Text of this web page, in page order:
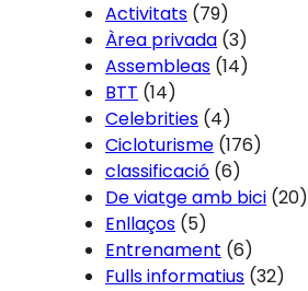
Activitats (79)
Àrea privada (3)
Assembleas (14)
BTT (14)
Celebrities (4)
Cicloturisme (176)
classificació (6)
De viatge amb bici (20)
Enllaços (5)
Entrenament (6)
Fulls informatius (32)